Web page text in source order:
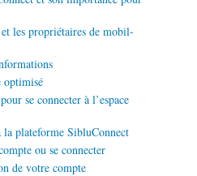
les propriétaires de mobil-
optimisé
se connecter à l’espace
la plateforme SibluConnect
ou se connecter
de votre compte